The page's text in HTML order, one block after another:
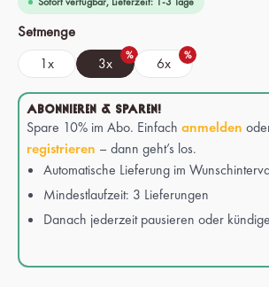
Setmengeauswählen
1x 3x % 6x %
ABONNIEREN & SPAREN!
Spare 10% im Abo. Einfach anmelden
registrieren – dann geht’s los.
Automatische Lieferung im
Mindestlaufzeit: 3 Lieferungen
Danach jederzeit pausieren oder